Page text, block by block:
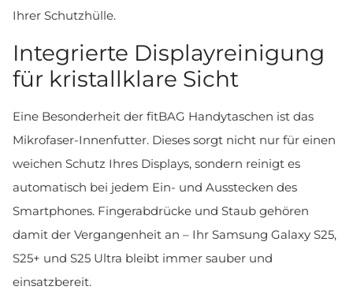
Ihrer Schutzhülle.
Integrierte Displayreinigung
für kristallklare Sicht
Eine Besonderheit der fitBAG Handytaschen ist das
Mikrofaser-Innenfutter. Dieses sorgt nicht nur für einen
weichen Schutz Ihres Displays, sondern reinigt es
automatisch bei jedem Ein- und Ausstecken des
Smartphones. Fingerabdrücke und Staub gehören
damit der Vergangenheit an – Ihr Samsung Galaxy S25,
S25+ und S25 Ultra bleibt immer sauber und
einsatzbereit.